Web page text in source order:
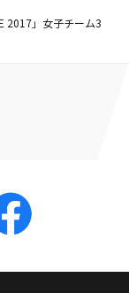
2017」女子チーム3